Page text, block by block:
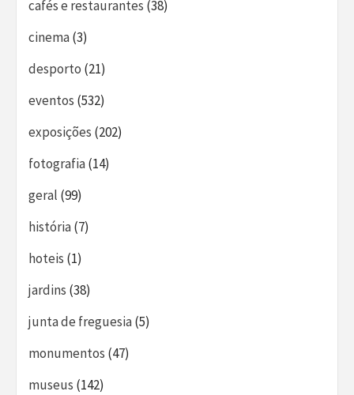
cafés e restaurantes (38)
cinema(3)
desporto (21)
eventos (532)
exposições (202)
fotografia(14)
geral (99)
história(7)
hoteis (1)
jardins (38)
junta de freguesia(5)
monumentos (47)
museus (142)